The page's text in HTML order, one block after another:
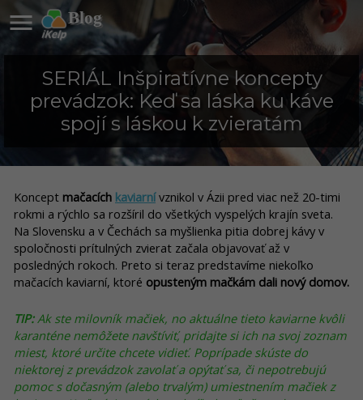
Blog

SERIÁL Inšpiratívne koncepty
prevádzok: Keď sa láska ku káve
spojí s láskou k zvieratám
Koncept mačacích kaviarnívznikol v Ázii pred viac než 20-timi
rokmi a rýchlo sa rozšíril do všetkých vyspelých krajín sveta.
Na Slovensku a v Čechách sa myšlienka pitia dobrej kávy v
spoločnosti prítulných zvierat začala objavovať až v
posledných rokoch. Preto si teraz predstavíme niekoľko
mačacích kaviarní, ktoré opusteným mačkám dali nový domov.
TIP:Ak ste milovník mačiek, no aktuálne tieto kaviarne kvôli
karanténe nemôžete navštíviť, pridajte si ich na svoj zoznam
miest, ktoré určite chcete vidieť. Poprípade skúste do
niektorej z prevádzok zavolať a opýtať sa, či nepotrebujú
pomoc s dočasným (alebo trvalým) umiestnením mačiek z